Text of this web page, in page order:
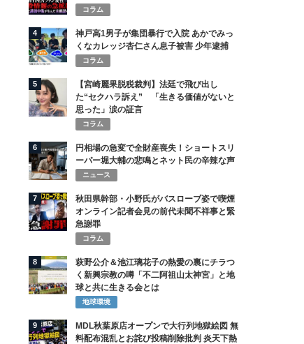
コラム
4
神戸高1男子が集団暴行で入院 あかでみっ
くなカレッジ杏仁さん息子被害 少年逮捕
コラム
5
【宮崎麗果脱税裁判】法廷で飛び出し
た“セクハラ訴え” 「生きる価値がないと
思った」涙の証言
コラム
6
円相場の急変で全財産喪失！ショートスリ
ーパー堀大輔の悲鳴とネット民の辛辣な声
ニュース
7
秋田県幹部・小野氏がバスローブ姿で喫煙
オンライン記者会見の前代未聞不祥事と緊
急謝罪
コラム
8
萩野公介＆池江璃花子の熱愛の裏にチラつ
く新興宗教の噂「不二阿祖山太神宮」と地
球と共に生きる会とは
地球環境
9
MDL秋葉原店オープンで大行列地獄絵図 無
料配布混乱とお詫び投稿削除批判 炎天下熱